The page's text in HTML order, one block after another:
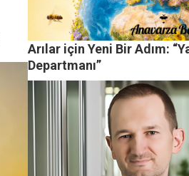
Arılar için Yeni Bir Adım:
Departmanı”